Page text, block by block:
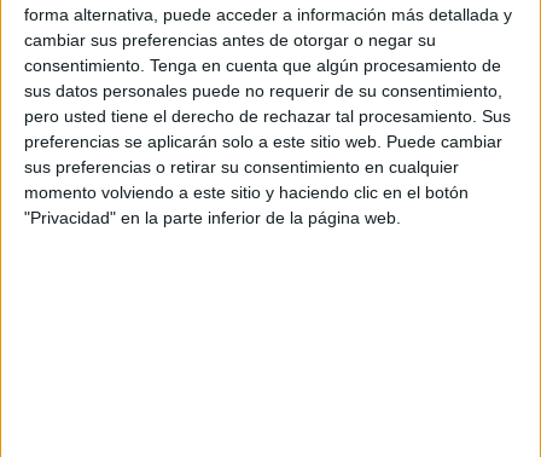
forma alternativa, puede acceder a información más detallada y
cambiar sus preferencias antes de otorgar o negar su
consentimiento. Tenga en cuenta que algún procesamiento de
sus datos personales puede no requerir de su consentimiento,
pero usted tiene el derecho de rechazar tal procesamiento. Sus
preferencias se aplicarán solo a este sitio web. Puede cambiar
sus preferencias o retirar su consentimiento en cualquier
momento volviendo a este sitio y haciendo clic en el botón
"Privacidad" en la parte inferior de la página web.
Copywriter: Aldo Coste
Director de arte: Irene Sanchez
Equipo de cuentas: Daniele Cicini, Jorge Fraile
Head of digital: Isis Boet
Head of AV production: Jordi Solé